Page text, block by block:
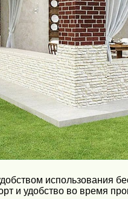
использования
и удобство во время